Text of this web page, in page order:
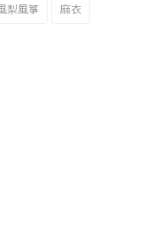
梨風箏 麻衣